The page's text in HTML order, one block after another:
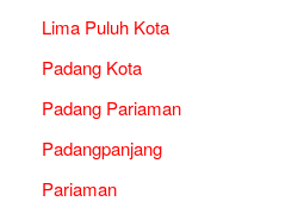
Lima Puluh Kota
Padang Kota
Padang Pariaman
Padangpanjang
Pariaman